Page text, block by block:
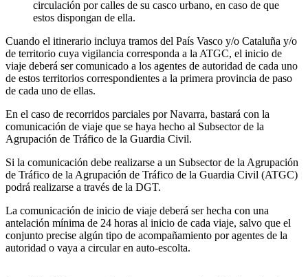
circulación por calles de su casco urbano, en caso de que
estos dispongan de ella.
Cuando el itinerario incluya tramos del País Vasco y/o Cataluña y/o
de territorio cuya vigilancia corresponda a la ATGC, el inicio de
viaje deberá ser comunicado a los agentes de autoridad de cada uno
de estos territorios correspondientes a la primera provincia de paso
de cada uno de ellas.
En el caso de recorridos parciales por Navarra, bastará con la
comunicación de viaje que se haya hecho al Subsector de la
Agrupación de Tráfico de la Guardia Civil.
Si la comunicación debe realizarse a un Subsector de la Agrupación
de Tráfico de la Agrupación de Tráfico de la Guardia Civil (ATGC)
podrá realizarse a través de la DGT.
La comunicación de inicio de viaje deberá ser hecha con una
antelación mínima de 24 horas al inicio de cada viaje, salvo que el
conjunto precise algún tipo de acompañamiento por agentes de la
autoridad o vaya a circular en auto-escolta.